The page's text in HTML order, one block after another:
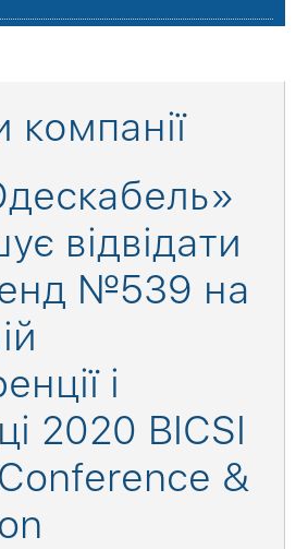
відвідати
№539 на
і
2020 BICSI
&